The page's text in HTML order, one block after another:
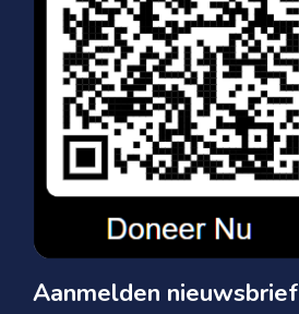
Aanmelden nieuwsbrief